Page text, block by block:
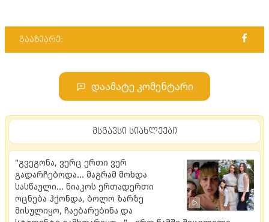
გააზიარე:
დაამატე კომენტარი
მსგავსი სიახლეები
"გვეგონა, ვერც ერთი ვერ
გადარჩებოდა... მაგრამ მოხდა
სასწაული... ნიაკოს ერთადერთი
ოცნება ჰქონდა, ბოლო ზარზე
მისულიყო, ჩაებარებინა და